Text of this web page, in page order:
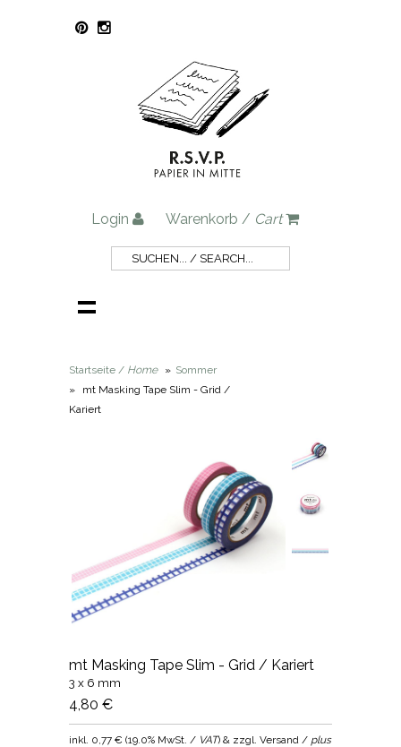
Login Warenkorb / Cart
Startseite / Home » Sommer
»
mt Masking Tape Slim - Grid /
Kariert
mt Masking Tape Slim - Grid / Kariert
3 x 6 mm
4,80 €
inkl. 0,77 € (19.0% MwSt. / VAT) & zzgl. Versand / plus